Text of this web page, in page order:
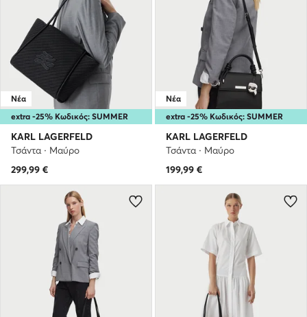
extra -25% Κωδικός: SUMMER
Νέα
KARL LAGERFELD
Τσάντα · Μαύρο
299,99 €
extra -25% Κωδικός: SUMMER
Νέα
KARL LAGERFELD
Τσάντα · Μαύρο
199,99 €